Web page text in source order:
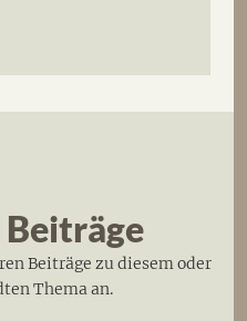
Beiträge zu diesem oder
Thema an.